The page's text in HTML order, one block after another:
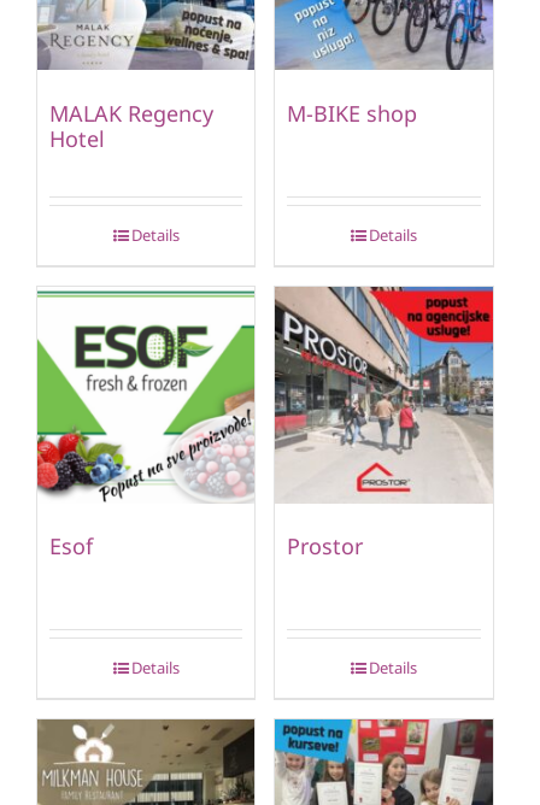
MALAK Regency
Hotel
Details
M-BIKE shop
Details
Esof
Details
Prostor
Details